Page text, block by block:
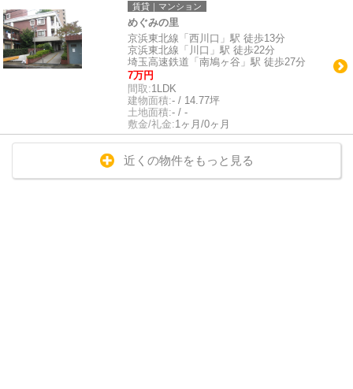
賃貸｜マンション
めぐみの里
京浜東北線「西川口」駅 徒歩13分
京浜東北線「川口」駅 徒歩22分
埼玉高速鉄道「南鳩ヶ谷」駅 徒歩27分
7万円
間取:1LDK
建物面積:- / 14.77坪
土地面積:- / -
敷金/礼金:1ヶ月/0ヶ月
近くの物件をもっと見る